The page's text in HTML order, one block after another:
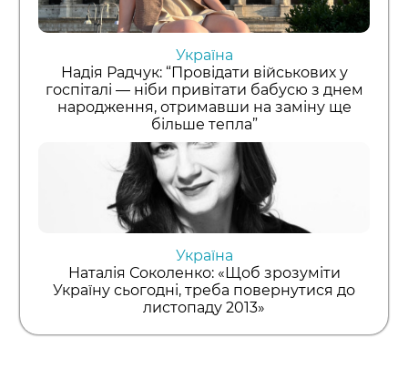
Україна
Надія Радчук: “Провідати військових у
госпіталі — ніби привітати бабусю з днем
народження, отримавши на заміну ще
більше тепла”
Україна
Наталія Соколенко: «Щоб зрозуміти
Україну сьогодні, треба повернутися до
листопаду 2013»